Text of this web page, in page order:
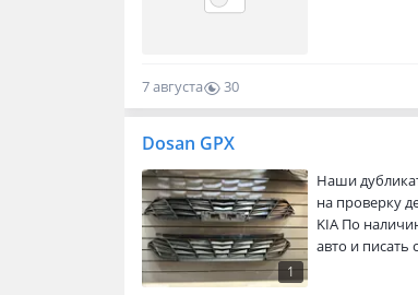
7 августа
30
0
Dosan GPX
1
Наши
на проверку
KIA По
авто и